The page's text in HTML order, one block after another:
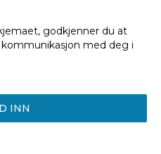
godkjenner du at
med deg i
INN